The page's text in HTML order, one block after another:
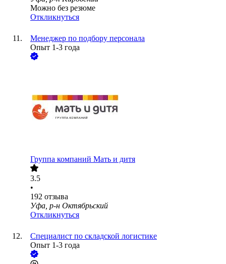
Можно без резюме
Откликнуться
Менеджер по подбору персонала
Опыт 1-3 года
Группа компаний Мать и дитя
3.5
•
192 отзыва
Уфа, р-н Октябрьский
Откликнуться
Специалист по складской логистике
Опыт 1-3 года